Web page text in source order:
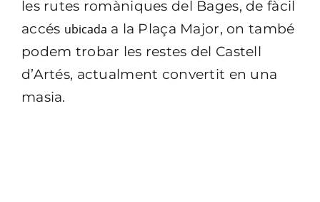
les rutes romàniques del Bages, de fàcil
accés ubicada a la Plaça Major, on també
podem trobar les restes del Castell
d’Artés, actualment convertit en una
masia.